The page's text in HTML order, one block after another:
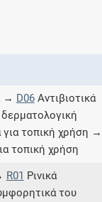
της
μέχρι
→ D06Αντιβιοτικά
δερματολογική
για τοπική χρήση →
τοπική χρήση
R01 Ρινικά
του